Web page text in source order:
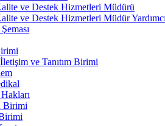
ve Destek Hizmetleri Müdürü
ve Destek Hizmetleri Müdür
ve Tanıtım Birimi
Birimi